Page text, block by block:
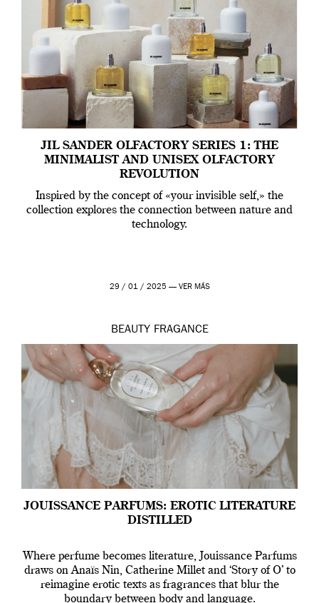
JIL SANDER OLFACTORY SERIES 1: THE
MINIMALIST AND UNISEX OLFACTORY
REVOLUTION
Inspired by the concept of «your invisible self,» the
collection explores the connection between nature and
technology.
29 / 01 / 2025 — VER MÁS
BEAUTY FRAGANCE
JOUISSANCE PARFUMS: EROTIC LITERATURE
DISTILLED
Where perfume becomes literature, Jouissance Parfums
draws on Anaïs Nin, Catherine Millet and ‘Story of O’ to
reimagine erotic texts as fragrances that blur the
boundary between body and language.